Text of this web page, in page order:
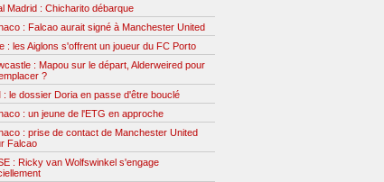
Madrid : Chicharito débarque
: Falcao aurait signé à Manchester United
: les Aiglons s'offrent un joueur du FC Porto
: Mapou sur le départ, Alderweired pour
?
: le dossier Doria en passe d'être bouclé
: un jeune de l'ETG en approche
: prise de contact de Manchester United
Falcao
: Ricky van Wolfswinkel s'engage